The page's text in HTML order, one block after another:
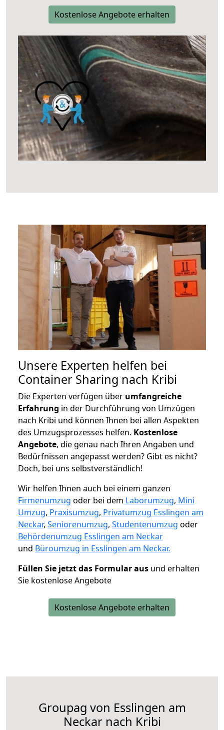
Kostenlose Angebote erhalten
Unsere Experten helfen bei
Container Sharing nach Kribi
Die Experten verfügen über umfangreiche
Erfahrung in der Durchführung von Umzügen
nach Kribi und können Ihnen bei allen Aspekten
des Umzugsprozesses helfen. Kostenlose
Angebote, die genau nach Ihren Angaben und
Bedürfnissen angepasst werden? Gibt es nicht?
Doch, bei uns selbstverständlich!
Wir helfen Ihnen auch bei einem ganzen
Firmenumzug oder bei dem Laborumzug, Mini
Umzug, Praxisumzug, Privatumzug Esslingen am
Neckar, Seniorenumzug, Studentenumzug oder
Behördenumzug Esslingen am Neckar
und Büroumzug in Esslingen am Neckar.
Füllen Sie jetzt das Formular aus und erhalten
Sie kostenlose Angebote
Kostenlose Angebote erhalten
Groupag von Esslingen am
Neckar nach Kribi